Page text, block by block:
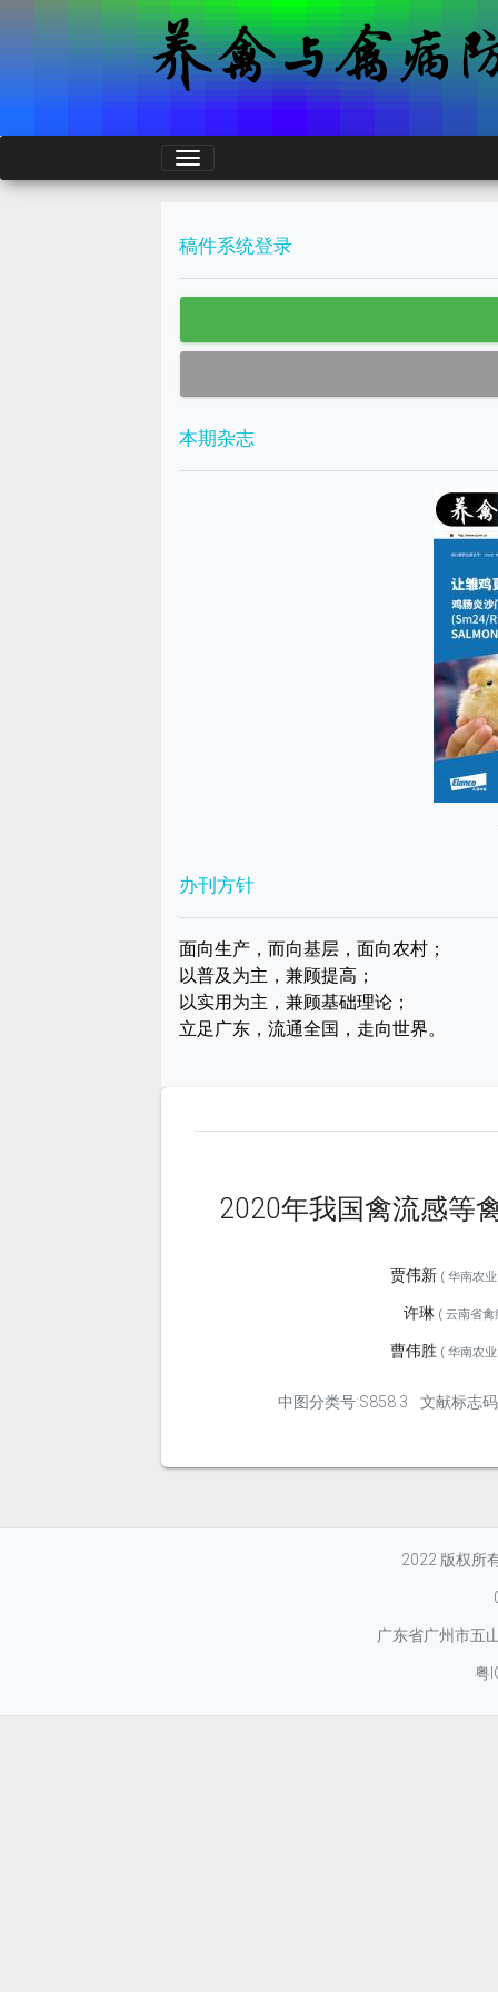
稿件系统登录
本期杂志
办刊方针
面向生产，而向基层，面向农村；
以普及为主，兼顾提高；
以实用为主，兼顾基础理论；
立足广东，流通全国，走向世界。
2020年我国禽流感等
贾伟新 ( 华南农
许琳 ( 云南省禽
曹伟胜 ( 华南农
中图分类号:S858.3 文献标志
2022 版权所
广东省广州市五
粤